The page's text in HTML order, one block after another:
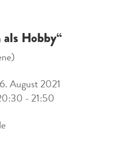
als Hobby“
August 2021
- 21:50